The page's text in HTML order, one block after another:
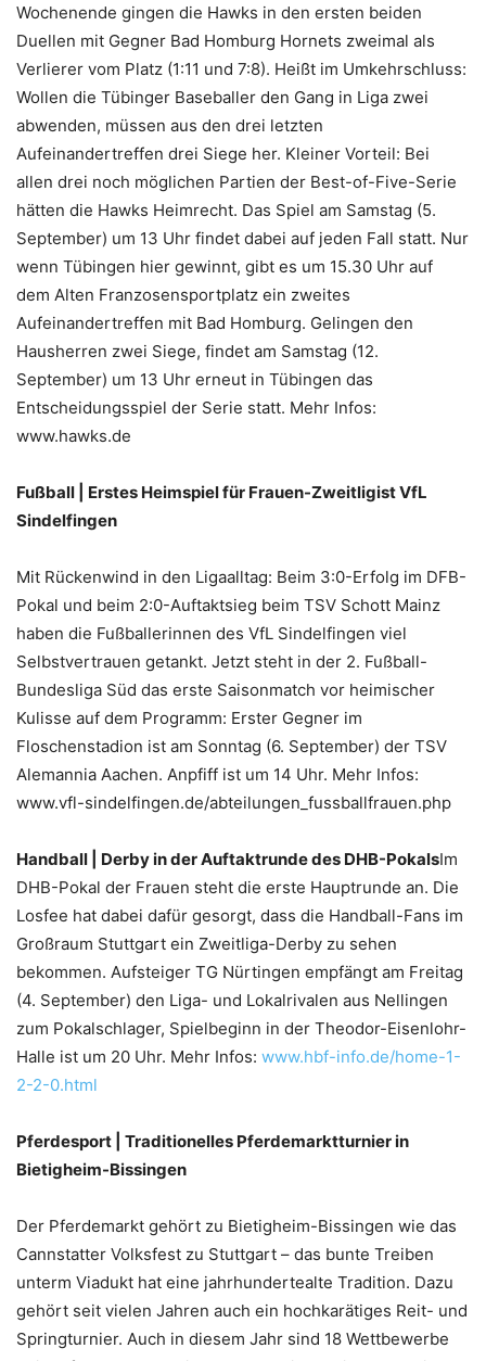
Wochenende gingen die Hawks in den ersten beiden
Duellen mit Gegner Bad Homburg Hornets zweimal als
Verlierer vom Platz (1:11 und 7:8). Heißt im Umkehrschluss:
Wollen die Tübinger Baseballer den Gang in Liga zwei
abwenden, müssen aus den drei letzten
Aufeinandertreffen drei Siege her. Kleiner Vorteil: Bei
allen drei noch möglichen Partien der Best-of-Five-Serie
hätten die Hawks Heimrecht. Das Spiel am Samstag (5.
September) um 13 Uhr findet dabei auf jeden Fall statt. Nur
wenn Tübingen hier gewinnt, gibt es um 15.30 Uhr auf
dem Alten Franzosensportplatz ein zweites
Aufeinandertreffen mit Bad Homburg. Gelingen den
Hausherren zwei Siege, findet am Samstag (12.
September) um 13 Uhr erneut in Tübingen das
Entscheidungsspiel der Serie statt. Mehr Infos:
www.hawks.de
Fußball | Erstes Heimspiel für Frauen-Zweitligist VfL
Sindelfingen
Mit Rückenwind in den Ligaalltag: Beim 3:0-Erfolg im DFB-
Pokal und beim 2:0-Auftaktsieg beim TSV Schott Mainz
haben die Fußballerinnen des VfL Sindelfingen viel
Selbstvertrauen getankt. Jetzt steht in der 2. Fußball-
Bundesliga Süd das erste Saisonmatch vor heimischer
Kulisse auf dem Programm: Erster Gegner im
Floschenstadion ist am Sonntag (6. September) der TSV
Alemannia Aachen. Anpfiff ist um 14 Uhr. Mehr Infos:
www.vfl-sindelfingen.de/abteilungen_fussballfrauen.php
Handball | Derby in der Auftaktrunde des DHB-PokalsIm
DHB-Pokal der Frauen steht die erste Hauptrunde an. Die
Losfee hat dabei dafür gesorgt, dass die Handball-Fans im
Großraum Stuttgart ein Zweitliga-Derby zu sehen
bekommen. Aufsteiger TG Nürtingen empfängt am Freitag
(4. September) den Liga- und Lokalrivalen aus Nellingen
zum Pokalschlager, Spielbeginn in der Theodor-Eisenlohr-
Halle ist um 20 Uhr. Mehr Infos: www.hbf-info.de/home-1-
2-2-0.html
Pferdesport | Traditionelles Pferdemarktturnier in
Bietigheim-Bissingen
Der Pferdemarkt gehört zu Bietigheim-Bissingen wie das
Cannstatter Volksfest zu Stuttgart – das bunte Treiben
unterm Viadukt hat eine jahrhundertealte Tradition. Dazu
gehört seit vielen Jahren auch ein hochkarätiges Reit- und
Springturnier. Auch in diesem Jahr sind 18 Wettbewerbe